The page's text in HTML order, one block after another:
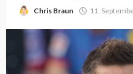
Chris Braun 11.